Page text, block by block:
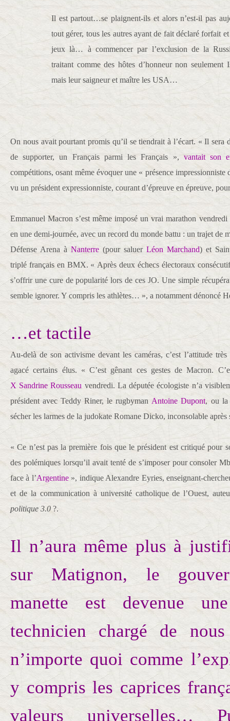
Il est partout…se plaignent-ils et alors n’est-il pas
tout gérer, tous les autres ayant de fait déclaré forfait
jeux là… à commencer par l’exclusion de la
traitant comme des hôtes d’honneur non seulement
mais leur saigneur et maître les USA…
On nous avait pourtant promis qu’il se tiendrait à l’écart. « Il sera
de supporter, un Français parmi les Français », vantait son
compétitions, osant même évoquer une « présence
vu un président expressionniste, courant d’épreuve en épreuve,
Emmanuel Macron s’est même imposé un vrai marathon
en une demi-journée, avec un record du monde battu : un trajet de
Défense Arena à Nanterre (pour saluer Léon Marchand) et
triplé français en BMX. « Après deux échecs électoraux
s’offrir une cure de popularité lors de ces JO. Une simple
semble ignorer. Y compris les athlètes… », a notamment dénoncé
…et tactile
Au-delà de son activisme devant les caméras, c’est l’attitude
agacé certains élus. « C’est gênant ces gestes de Macron.
X Sandrine Rousseau vendredi. La députée écologiste n’a
président avec Teddy Riner, le rugbyman Antoine Dupont, ou la
sécher les larmes de la judokate Romane Dicko, inconsolable après
« Ce n’est pas la première fois que le président est critiqué pour
des polémiques lorsqu’il avait tenté de s’imposer pour consoler
face à l’Argentine», indique Alexandre Eyries, enseignant-
et de la communication à université catholique de l’Ouest,
politique 3.0 ?.
Il n’aura même plus à
sur Matignon, le
manette est devenue
technicien chargé de
n’importe quoi comme
y compris les caprices
valeurs universelles…